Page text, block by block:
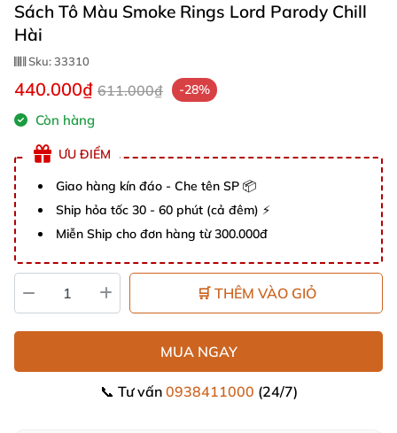
Sách Tô Màu Smoke Rings Lord Parody Chill
Hài
Sku:33310
440.000₫ 611.000₫ -28%
Còn hàng
ƯU ĐIỂM
Giao hàng kín đáo - Che tên SP 📦
Ship hỏa tốc 30 - 60 phút (cả đêm) ⚡
Miễn Ship cho đơn hàng từ 300.000đ
🛒 THÊM VÀO GIỎ
MUA NGAY
📞 Tư vấn 0938411000 (24/7)